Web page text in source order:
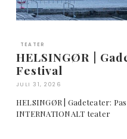
TEATER
HELSINGØR |
Festival
JULI 31, 2026
HELSINGØR | Gadeteater:
INTERNATIONALT